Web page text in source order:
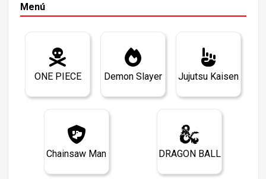
Menú
ONE PIECE Demon Slayer Jujutsu Kaisen
Chainsaw Man DRAGON BALL